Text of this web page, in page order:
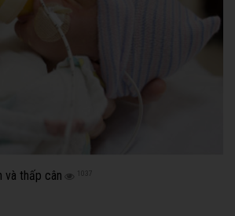
và thấp cân 1037